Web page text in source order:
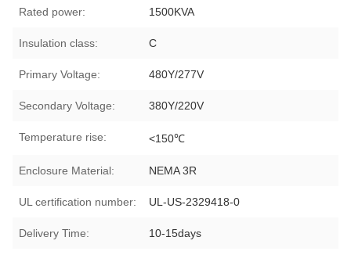
Rated power: 1500KVA
Insulation class: C
Primary Voltage: 480Y/277V
Secondary Voltage: 380Y/220V
Temperature rise: <150℃
Enclosure Material: NEMA 3R
UL certification number: UL-US-2329418-0
Delivery Time: 10-15days